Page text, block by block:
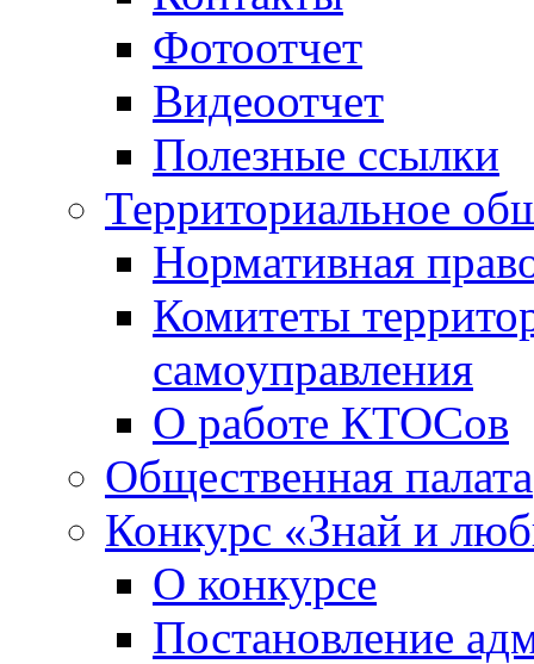
Фотоотчет
Видеоотчет
Полезные ссылки
Территориальное
Нормативная
Комитеты
самоуправления
О работе КТОСов
Общественная палата
Конкурс «Знай и
О конкурсе
Постановление